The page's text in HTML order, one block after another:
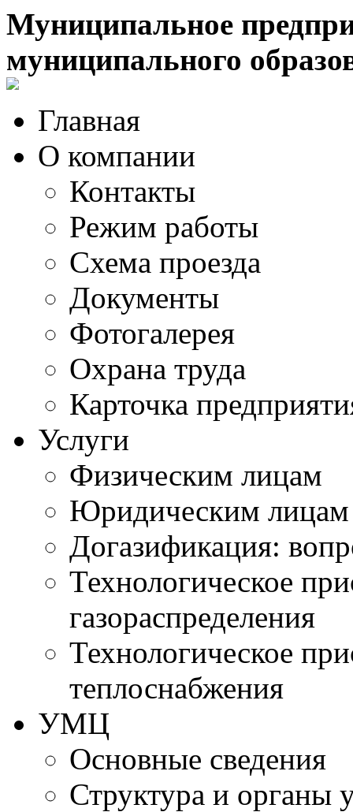
Муниципальное
муниципального
Главная
О компании
Контакты
Режим работы
Схема проезда
Документы
Фотогалерея
Охрана труда
Карточка
Услуги
Физическим лицам
Юридическим лицам
Догазификация:
Технологическое
газораспределения
Технологическое
теплоснабжения
УМЦ
Основные сведения
Структура и органы